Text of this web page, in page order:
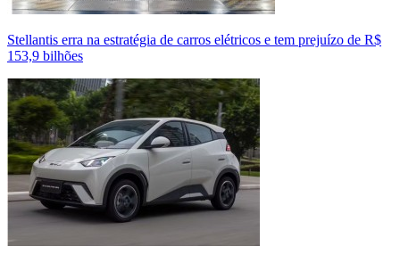
Stellantis erra na estratégia de carros elétricos e tem prejuízo de R$
153,9 bilhões